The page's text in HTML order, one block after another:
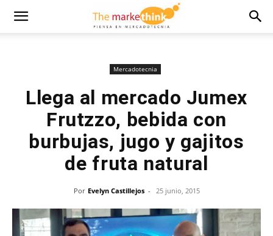
Mercadotecnia
Llega al mercado Jumex
Frutzzo, bebida con
burbujas, jugo y gajitos
de fruta natural
Por Evelyn Castillejos - 25 junio, 2015